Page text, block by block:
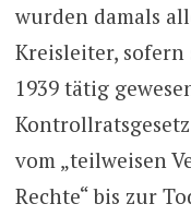
wurden damals
Kreisleiter, sofern
1939 tätig
vom „teilweisen
Rechte“ bis zur